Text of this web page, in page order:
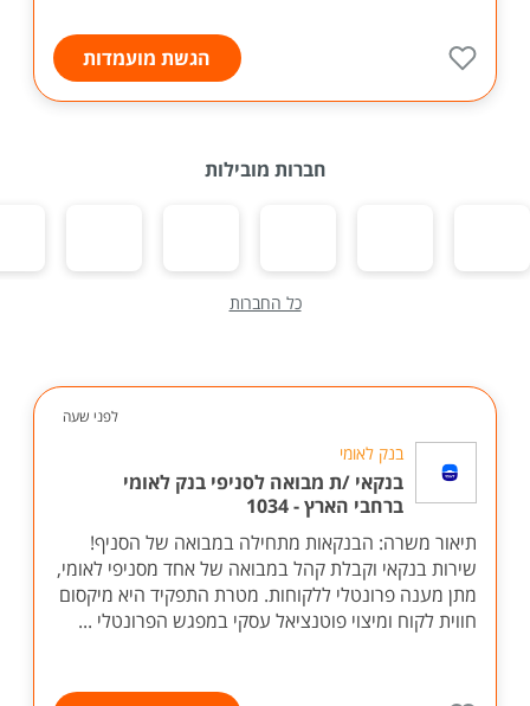
הגשת מועמדות
חברות מובילות
כל החברות
לפני שעה
בנק לאומי
בנקאי /ת מבואה לסניפי בנק לאומי
ברחבי הארץ - 1034
תיאור משרה: הבנקאות מתחילה במבואה של הסניף!
שירות בנקאי וקבלת קהל במבואה של אחד מסניפי לאומי,
מתן מענה פרונטלי ללקוחות. מטרת התפקיד היא מיקסום
חווית לקוח ומיצוי פוטנציאל עסקי במפגש הפרונטלי ...